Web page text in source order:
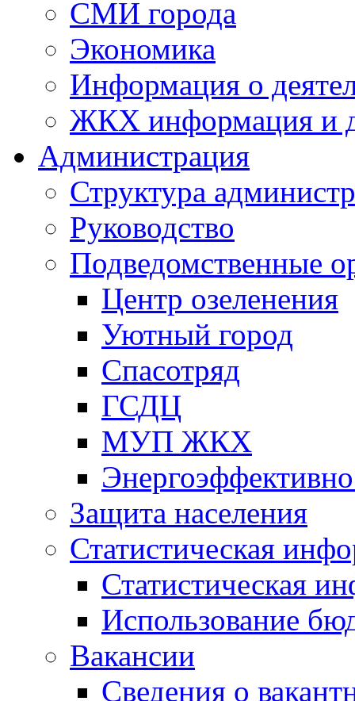
СМИ города
Экономика
Информация о
ЖКХ информация и
Администрация
Структура
Руководство
Подведомственные
Центр озеленения
Уютный город
Спасотряд
ГСДЦ
МУП ЖКХ
Защита населения
Статистическая
Статистическая
Использование
Вакансии
Сведения о